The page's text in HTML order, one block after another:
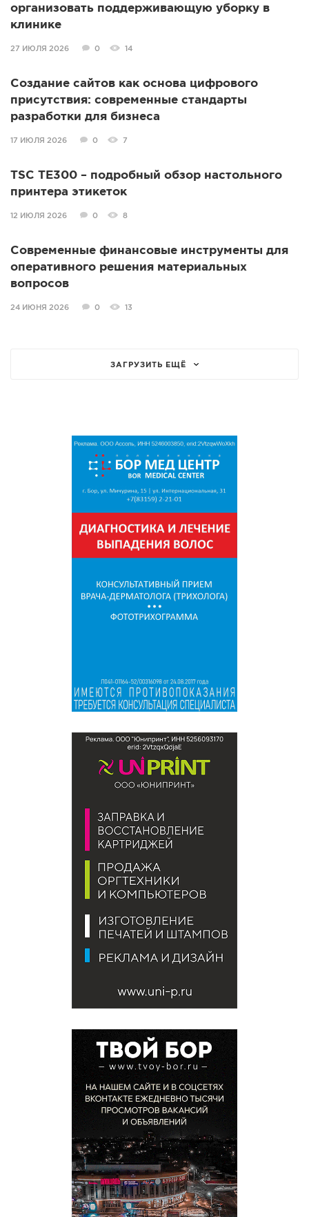
организовать поддерживающую уборку в
клинике
27 ИЮЛЯ 2026 0 14
Создание сайтов как основа цифрового
присутствия: современные стандарты
разработки для бизнеса
17 ИЮЛЯ 2026 0 7
TSC TE300 – подробный обзор настольного
принтера этикеток
12 ИЮЛЯ 2026 0 8
Современные финансовые инструменты для
оперативного решения материальных
вопросов
24 ИЮНЯ 2026 0 13
ЗАГРУЗИТЬ ЕЩЁ